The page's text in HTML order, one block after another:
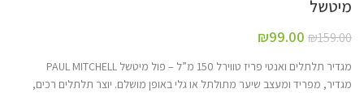
מיטשל
₪159.00
₪99.00
מגדיר תלתלים ואנטי פריז טווירל 150 מ”ל – פול מיטשל PAUL MITCHELL
מגדיר, מפריד ומעצב שיער מתולתל או גלי באופן מושלם. יוצר תלתלים רכים,